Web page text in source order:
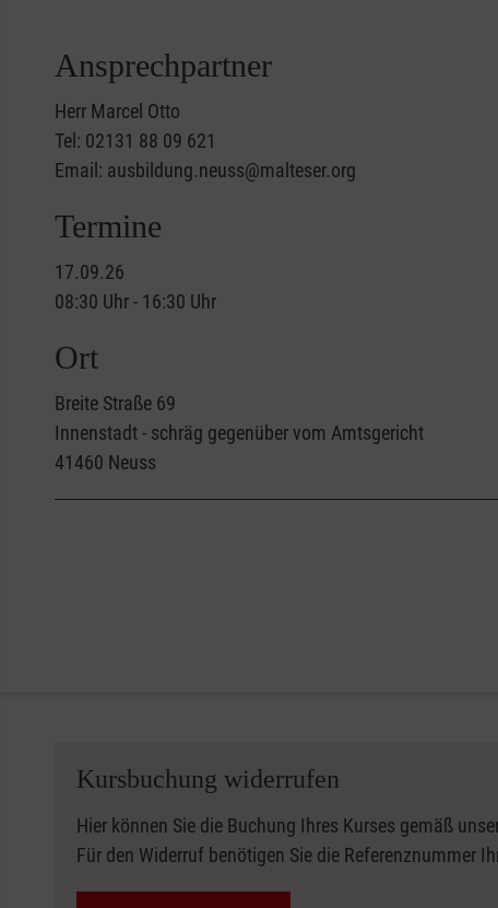
Ansprechpartner
Herr Marcel Otto
Tel: 02131 88 09 621
Email: ausbildung.neuss@malteser.org
Termine
17.09.26
08:30 Uhr - 16:30 Uhr
Ort
Breite Straße 69
Innenstadt - schräg gegenüber vom Amtsgericht
41460 Neuss
Kursbuchung widerrufen
Hier können Sie die Buchung Ihres Kurses gemäß
Für den Widerruf benötigen Sie die Referenznummer